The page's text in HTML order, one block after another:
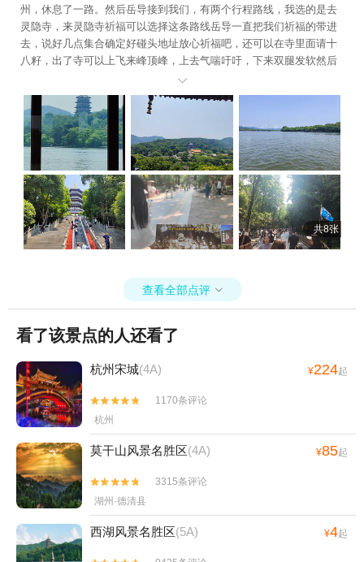
州，休息了一路。然后岳导接到我们，有两个行程路线，我选的是去
灵隐寺，来灵隐寺祈福可以选择这条路线岳导一直把我们祈福的带进
去，说好几点集合确定好碰头地址放心祈福吧，还可以在寺里面请十
八籽，出了寺可以上飞来峰顶峰，上去气喘吁吁，下来双腿发软然后
肯德基里面集合，虽然旅行中不包含餐食，但岳导给我们安排了去梅
家坞吃饭很实惠喝了龙井茶，龙井茶纯香回甘喜欢喝茶的朋友可以带
正宗的龙井茶，吃到了用龙井茶烧的东坡肉来到杭州才能吃到正宗的
东坡肉

共8张
查看全部点评 
看了该景点的人还看了
杭州宋城(4A) ¥224起


1170条评论
杭州
莫干山风景名胜区(4A) ¥85起


3315条评论
湖州·德清县
西湖风景名胜区(5A) ¥4起